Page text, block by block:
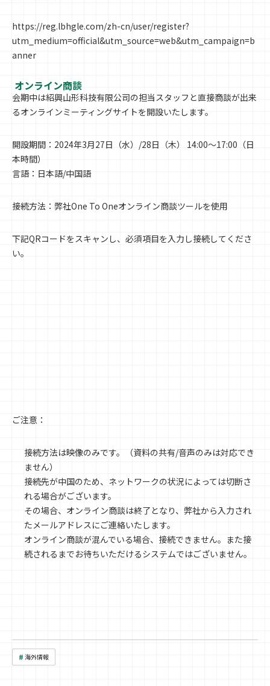
https://reg.lbhgle.com/zh-cn/user/register?
utm_medium=official&utm_source=web&utm_campaign=b
anner
オンライン商談
会期中は紹興山形科技有限公司の担当スタッフと直接商談が出来
るオンラインミーティングサイトを開設いたします。
開設期間：2024年3月27日（水）/28日（木） 14:00～17:00（日
本時間）
言語：日本語/中国語
接続方法：弊社One To Oneオンライン商談ツールを使用
下記QRコードをスキャンし、必須項目を入力し接続してくださ
い。
ご注意：
接続方法は映像のみです。（資料の共有/音声のみは対応でき
ません）
接続先が中国のため、ネットワークの状況によっては切断さ
れる場合がございます。
その場合、オンライン商談は終了となり、弊社から入力され
たメールアドレスにご連絡いたします。
オンライン商談が混んでいる場合、接続できません。また接
続されるまでお待ちいただけるシステムではございません。
# 海外情報